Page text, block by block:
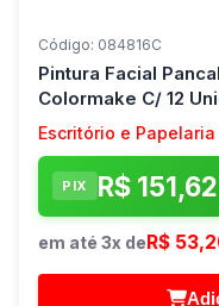
Código: 084816C
Pintura Facial
Colormake C/ 12
Escritório e Papelaria
PIX R$ 151,62
em até 3x deR$